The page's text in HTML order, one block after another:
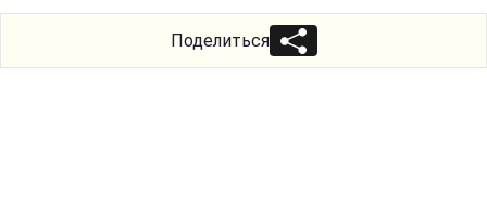
Поделиться